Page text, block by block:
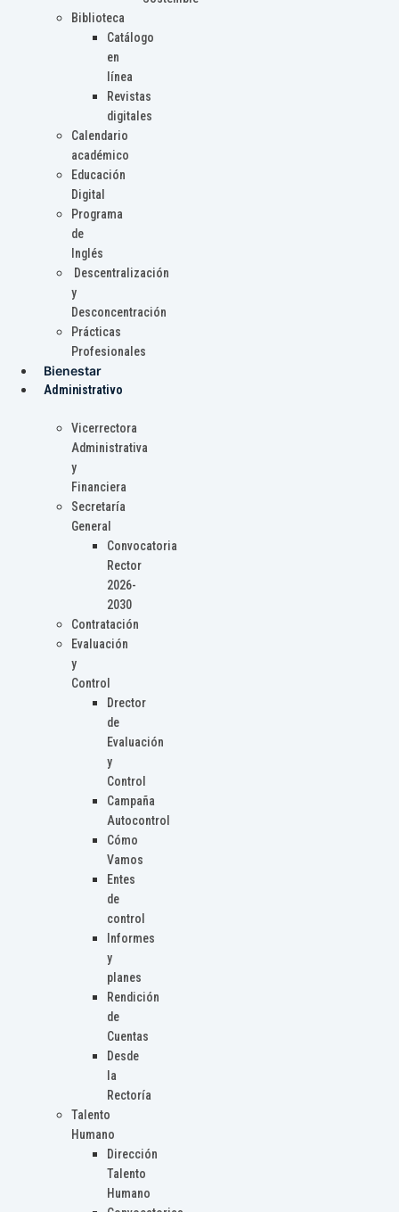
Biblioteca
Catálogo
en
línea
Revistas
digitales
Calendario
académico
Educación
Digital
Programa
de
Inglés
Descentralización
y
Desconcentración
Prácticas
Profesionales
Bienestar
Administrativo
Vicerrectora
Administrativa
y
Financiera
Secretaría
General
Convocatoria
Rector
2026-
2030
Contratación
Evaluación
y
Control
Drector
de
Evaluación
y
Control
Campaña
Autocontrol
Cómo
Vamos
Entes
de
control
Informes
y
planes
Rendición
de
Cuentas
Desde
la
Rectoría
Talento
Humano
Dirección
Talento
Humano